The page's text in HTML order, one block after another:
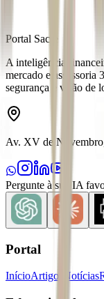
Portal Sacre
A inteligência
mercado e assessoria
segurança e visão de
Av. XV de
Pergunte à sua IA
Portal
InícioArtigos Notícias